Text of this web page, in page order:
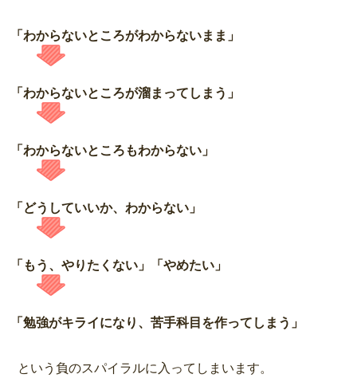
「わからないところがわからないまま」
「わからないところが溜まってしまう」
「わからないところもわからない」
「どうしていいか、わからない」
「もう、やりたくない」「やめたい」
「勉強がキライになり、苦手科目を作ってしまう」
という負のスパイラルに入ってしまいます。